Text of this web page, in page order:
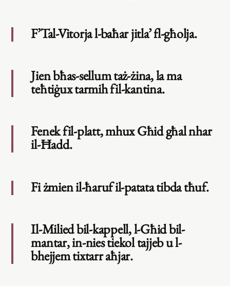
F’Tal-Vitorja l-baħar jitla’ fl-għolja.
Jien bħas-sellum taż-żina, la ma
teħtiġux tarmih fil-kantina.
Fenek fil-platt, mhux Għid għal nhar
il-Ħadd.
Fi żmien il-ħaruf il-patata tibda tħuf.
Il-Milied bil-kappell, l-Għid bil-
mantar, in-nies tiekol tajjeb u l-
bhejjem tixtarr aħjar.